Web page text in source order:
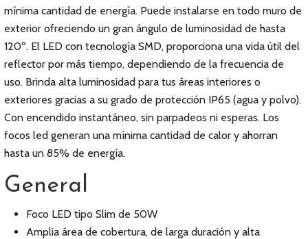
mínima cantidad de energía. Puede instalarse en todo muro de
exterior ofreciendo un gran ángulo de luminosidad de hasta
120º. El LED con tecnología SMD, proporciona una vida útil del
reflector por más tiempo, dependiendo de la frecuencia de
uso. Brinda alta luminosidad para tus áreas interiores o
exteriores gracias a su grado de protección IP65 (agua y polvo).
Con encendido instantáneo, sin parpadeos ni esperas. Los
focos led generan una mínima cantidad de calor y ahorran
hasta un 85% de energía.
General
Foco LED tipo Slim de 50W
Amplia área de cobertura, de larga duración y alta